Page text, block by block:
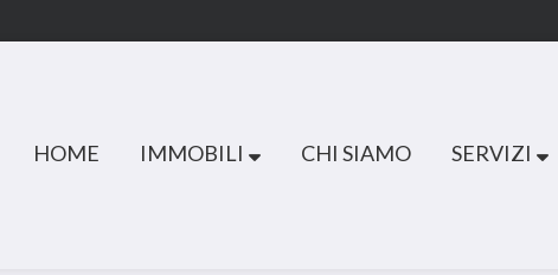
HOME IMMOBILI CHI SIAMO SERVIZI